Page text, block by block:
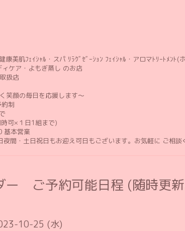
康美肌ﾌｪｲｼｬﾙ・スパ ﾘﾗｸﾞｾﾞｰｼｮﾝ ﾌｪｲｼｬﾙ・アロマﾄﾘｰﾄﾒﾝﾄ(
ケア・よもぎ蒸し のお店
扱店
笑顔の毎日を応援します〜
制
可×１日1組まで)
基本営業
夜間・土日祝日もお迎え可日もございます。お気軽に ご相談
ー ご予約可能日程 (随時更
10-25 (水)